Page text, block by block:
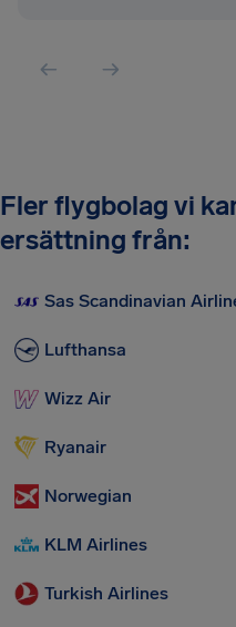
Fler flygbolag vi
ersättning från:
Sas Scandinavian
Lufthansa
Wizz Air
Ryanair
Norwegian
KLM Airlines
Turkish Airlines